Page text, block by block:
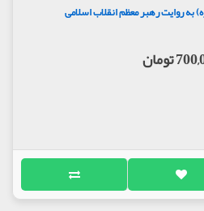
به روایت رهبر معظم انقلاب اسلامی
تومان